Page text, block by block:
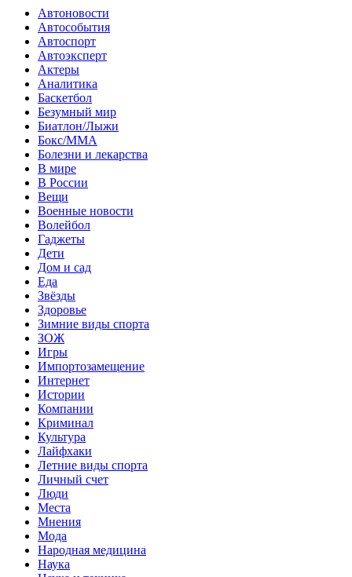
Автоновости
Автособытия
Автоспорт
Автоэксперт
Актеры
Аналитика
Баскетбол
Безумный мир
Биатлон/Лыжи
Бокс/MMA
Болезни и лекарства
В мире
В России
Вещи
Военные новости
Волейбол
Гаджеты
Дети
Дом и сад
Еда
Звёзды
Здоровье
Зимние виды спорта
ЗОЖ
Игры
Импортозамещение
Интернет
Истории
Компании
Криминал
Культура
Лайфхаки
Летние виды спорта
Личный счет
Люди
Места
Мнения
Мода
Народная медицина
Наука